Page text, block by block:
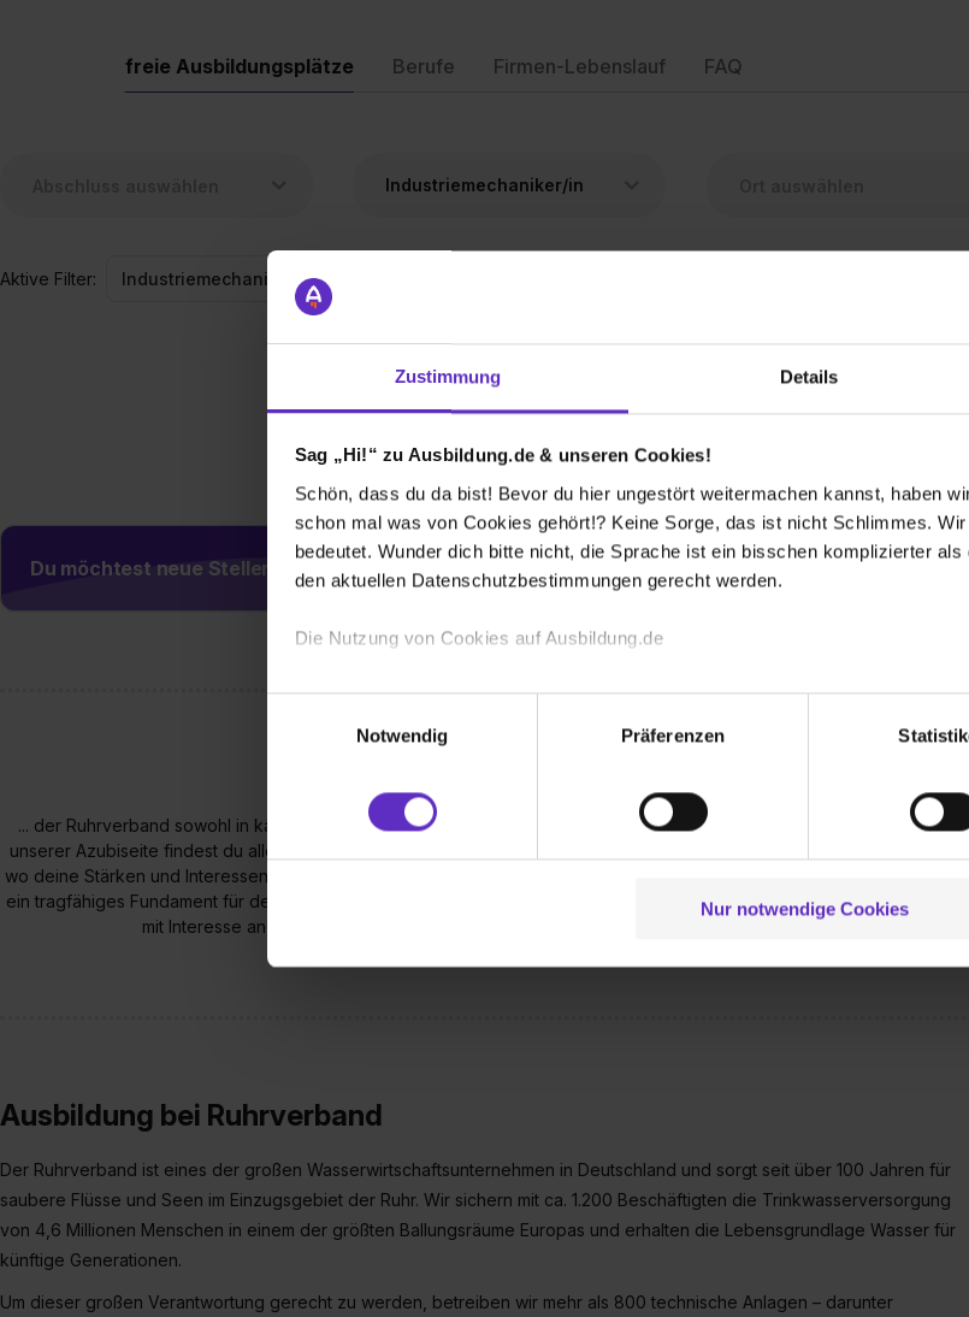
Zustimmung Details
Sag „Hi!“ zu Ausbildung.de & unseren Cookies!
Schön, dass du da bist! Bevor du hier ungestört weitermachen kannst, haben
schon mal was von Cookies gehört!? Keine Sorge, das ist nicht Schlimmes.
bedeutet. Wunder dich bitte nicht, die Sprache ist ein bisschen komplizierter
den aktuellen Datenschutzbestimmungen gerecht werden.
Die Nutzung von Cookies auf Ausbildung.de
Wir verwenden Cookies zur technischen Funktion unserer Webseite
Webseite getroffenen Einstellungen zu speichern ( „Präferenzen“), die Zugriffe
(„Statistiken“), um Informationen zu deiner Verwendung unserer Website an
und Analysen weiterzugeben und um Inhalte und Anzeigen zu personalisieren
Partner führen diese Informationen möglicherweise mit weiteren Daten
zu. . In diesem Fall sowie bei der separaten Aktivierung von „Social Media und
einverstanden, dass dir nach Setzen der Cookies externe Inhalte (z.B. Videos
verfügen über kein angemessenes Datenschutzniveau (EuGH – Schrems II).
jederzeit mit Wirkung für die Zukunft ganz oder teilweise über unsere
Datenschutzerklärung
Notwendig
Präferenzen
Nur notwendige Cookies
freie Ausbildungsplätze Berufe Firmen-Lebenslauf FAQ
Industriemechaniker/in
Aktive Filter: Industriemechaniker/in
Aber sieh dir doch einmal die ähnlichen
Du möchtest neue Stellen automatisch zugeschickt bekommen?
... der Ruhrverband sowohl in kaufmännischen als auch in gewerblich-technischen Berufen ausbildet. Auf
unserer Azubiseite findest du alles, was rund um die Ausbildung beim Ruhrverband wichtig ist. Ganz gleich,
wo deine Stärken und Interessen liegen, eines haben alle unsere Ausbildungsberufe gemeinsam: Sie bilden
ein tragfähiges Fundament für deine Zukunft. Für HochschulabsolventInnen, StudentInnen und SchülerInnen
mit Interesse an Umweltschutz werden auch Praktikumsplätze angeboten.
Ausbildung bei Ruhrverband
Der Ruhrverband ist eines der großen Wasserwirtschaftsunternehmen in Deutschland und sorgt seit über 100 Jahren für
saubere Flüsse und Seen im Einzugsgebiet der Ruhr. Wir sichern mit ca. 1.200 Beschäftigten die Trinkwasserversorgung
von 4,6 Millionen Menschen in einem der größten Ballungsräume Europas und erhalten die Lebensgrundlage Wasser für
künftige Generationen.
Um dieser großen Verantwortung gerecht zu werden, betreiben wir mehr als 800 technische Anlagen – darunter